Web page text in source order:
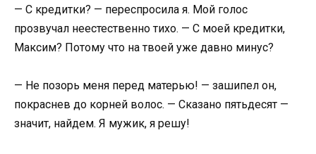
— С кредитки? — переспросила я. Мой голос
прозвучал неестественно тихо. — С моей кредитки,
Максим? Потому что на твоей уже давно минус?
— Не позорь меня перед матерью! — зашипел он,
покраснев до корней волос. — Сказано пятьдесят —
значит, найдем. Я мужик, я решу!